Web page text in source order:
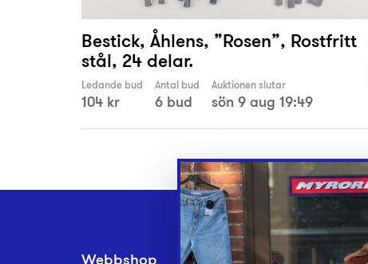
Bestick, Åhlens, ”Rosen”, Rostfritt
stål, 24 delar.
Ledande bud
104 kr
Antal bud
6 bud
Auktionen slutar
sön 9 aug 19:49